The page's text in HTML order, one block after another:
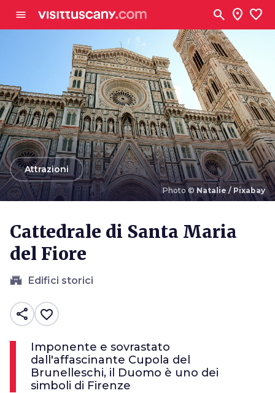
menu search location_on favorite
Photo ©Natalie / Pixabay
arrow_backAttrazioni
Cattedrale di Santa Maria
del Fiore
castle Edifici storici
share favorite_border
Imponente e sovrastato
dall'affascinante Cupola del
Brunelleschi, il Duomo è uno dei
simboli di Firenze